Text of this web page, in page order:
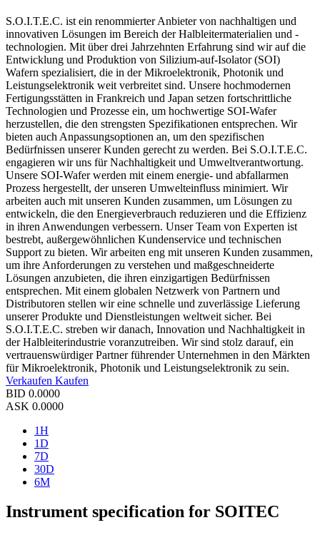
S.O.I.T.E.C. ist ein renommierter Anbieter von nachhaltigen und
innovativen Lösungen im Bereich der Halbleitermaterialien und -
technologien. Mit über drei Jahrzehnten Erfahrung sind wir auf die
Entwicklung und Produktion von Silizium-auf-Isolator (SOI)
Wafern spezialisiert, die in der Mikroelektronik, Photonik und
Leistungselektronik weit verbreitet sind. Unsere hochmodernen
Fertigungsstätten in Frankreich und Japan setzen fortschrittliche
Technologien und Prozesse ein, um hochwertige SOI-Wafer
herzustellen, die den strengsten Spezifikationen entsprechen. Wir
bieten auch Anpassungsoptionen an, um den spezifischen
Bedürfnissen unserer Kunden gerecht zu werden. Bei S.O.I.T.E.C.
engagieren wir uns für Nachhaltigkeit und Umweltverantwortung.
Unsere SOI-Wafer werden mit einem energie- und abfallarmen
Prozess hergestellt, der unseren Umwelteinfluss minimiert. Wir
arbeiten auch mit unseren Kunden zusammen, um Lösungen zu
entwickeln, die den Energieverbrauch reduzieren und die Effizienz
in ihren Anwendungen verbessern. Unser Team von Experten ist
bestrebt, außergewöhnlichen Kundenservice und technischen
Support zu bieten. Wir arbeiten eng mit unseren Kunden zusammen,
um ihre Anforderungen zu verstehen und maßgeschneiderte
Lösungen anzubieten, die ihren einzigartigen Bedürfnissen
entsprechen. Mit einem globalen Netzwerk von Partnern und
Distributoren stellen wir eine schnelle und zuverlässige Lieferung
unserer Produkte und Dienstleistungen weltweit sicher. Bei
S.O.I.T.E.C. streben wir danach, Innovation und Nachhaltigkeit in
der Halbleiterindustrie voranzutreiben. Wir sind stolz darauf, ein
vertrauenswürdiger Partner führender Unternehmen in den Märkten
für Mikroelektronik, Photonik und Leistungselektronik zu sein.
Verkaufen Kaufen
BID 0.0000
ASK 0.0000
1H
1D
7D
30D
6M
Instrument specification for SOITEC